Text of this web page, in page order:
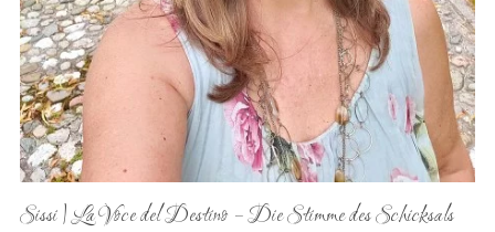
Sissi | La Voce del Destino –Die Stimme des Schicksals